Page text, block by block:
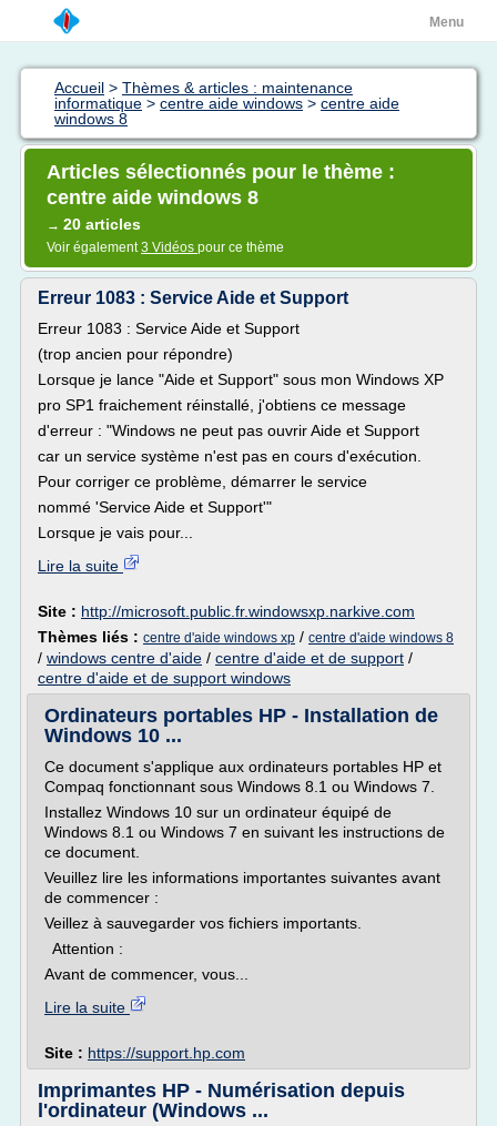
Menu
Accueil > Thèmes & articles : maintenance
informatique > centre aide windows > centre aide
windows 8
Articles sélectionnés pour le thème :
centre aide windows 8
→ 20 articles
Voir également3 Vidéos pour ce thème
Erreur 1083 : Service Aide et Support
Erreur 1083 : Service Aide et Support
(trop ancien pour répondre)
Lorsque je lance "Aide et Support" sous mon Windows XP
pro SP1 fraichement réinstallé, j'obtiens ce message
d'erreur : "Windows ne peut pas ouvrir Aide et Support
car un service système n'est pas en cours d'exécution.
Pour corriger ce problème, démarrer le service
nommé 'Service Aide et Support'"
Lorsque je vais pour...
Lire la suite
Site : http://microsoft.public.fr.windowsxp.narkive.com
Thèmes liés : centre d'aide windows xp / centre d'aide windows 8
/ windows centre d'aide / centre d'aide et de support /
centre d'aide et de support windows
Ordinateurs portables HP - Installation de
Windows 10 ...
Ce document s'applique aux ordinateurs portables HP et
Compaq fonctionnant sous Windows 8.1 ou Windows 7.
Installez Windows 10 sur un ordinateur équipé de
Windows 8.1 ou Windows 7 en suivant les instructions de
ce document.
Veuillez lire les informations importantes suivantes avant
de commencer :
Veillez à sauvegarder vos fichiers importants.
Attention :
Avant de commencer, vous...
Lire la suite
Site : https://support.hp.com
Imprimantes HP - Numérisation depuis
l'ordinateur (Windows ...